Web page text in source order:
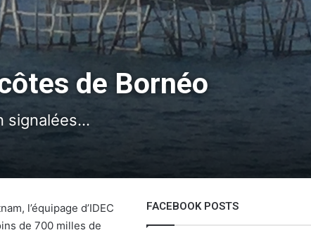
de Bornéo
signalées...
l’équipage d’IDEC
de 700 milles de
FACEBOOK POSTS